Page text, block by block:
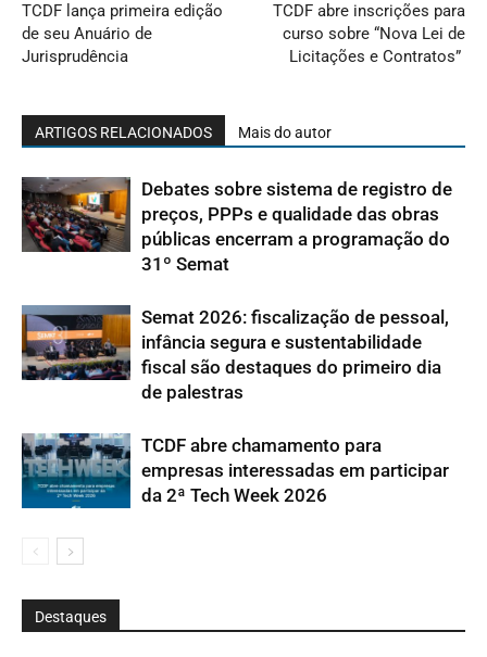
TCDF lança primeira edição
de seu Anuário de
Jurisprudência
TCDF abre inscrições para
curso sobre “Nova Lei de
Licitações e Contratos”
ARTIGOS RELACIONADOS Mais do autor
Debates sobre sistema de registro de
preços, PPPs e qualidade das obras
públicas encerram a programação do
31º Semat
Semat 2026: fiscalização de pessoal,
infância segura e sustentabilidade
fiscal são destaques do primeiro dia
de palestras
TCDF abre chamamento para
empresas interessadas em participar
da 2ª Tech Week 2026
Destaques